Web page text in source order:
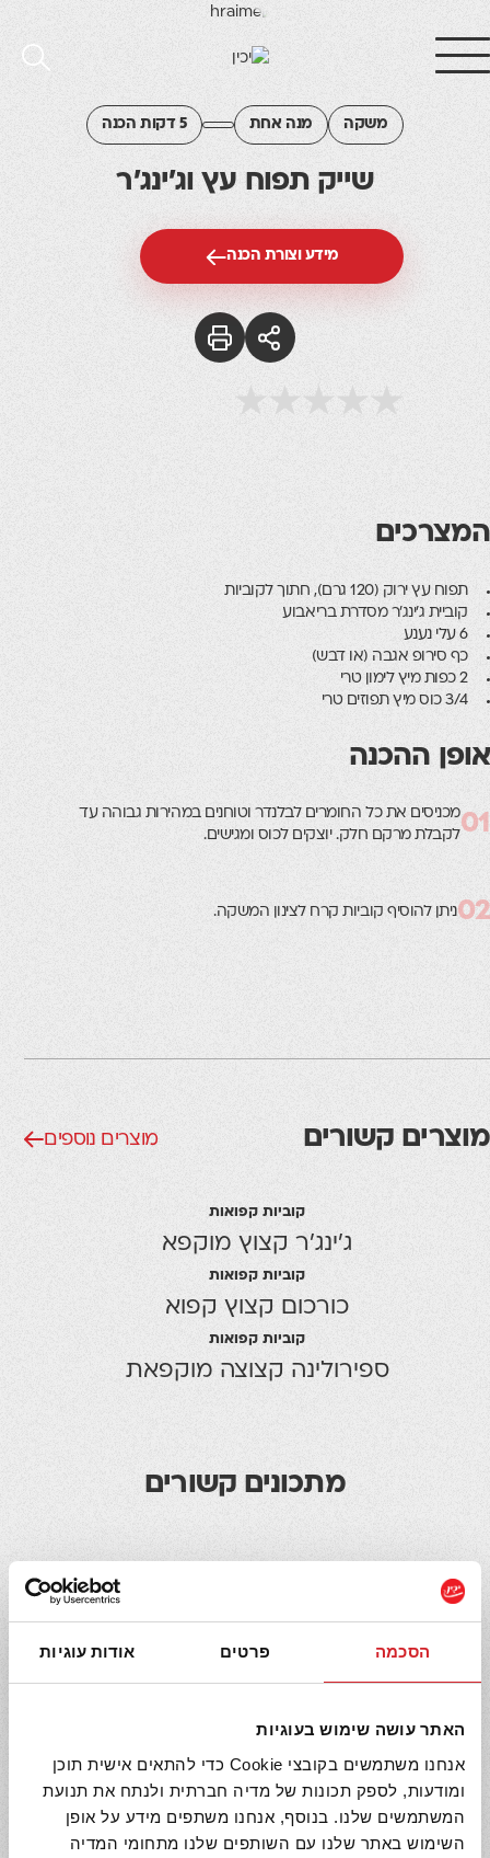
הסכמה פרטים אודות עוגיות
האתר עושה שימוש בעוגיות
אנחנו משתמשים בקובצי Cookie כדי להתאים אישית תוכן
ומודעות, לספק תכונות של מדיה חברתית ולנתח את תנועת
המשתמשים שלנו. בנוסף, אנחנו משתפים מידע על אופן
השימוש באתר שלנו עם השותפים שלנו מתחומי המדיה
משקה מנה אחת 5 דקות הכנה
שייק תפוח עץ וג'ינג'ר
מידע וצורת הכנה
המצרכים
תפוח עץ ירוק (120 גרם), חתוך לקוביות
קוביית ג'ינג'ר מסדרת בריאבוע
6 עלי נענע
כף סירופ אגבה (או דבש)
2 כפות מיץ לימון טרי
3/4 כוס מיץ תפוזים טרי
אופן ההכנה
01מכניסים את כל החומרים לבלנדר וטוחנים במהירות גבוהה עד
לקבלת מרקם חלק. יוצקים לכוס ומגישים.
02ניתן להוסיף קוביות קרח לצינון המשקה.
מוצרים קשורים מוצרים נוספים
קוביות קפואות
ג'ינג'ר קצוץ מוקפא
קוביות קפואות
כורכום קצוץ קפוא
קוביות קפואות
ספירולינה קצוצה מוקפאת
מתכונים קשורים